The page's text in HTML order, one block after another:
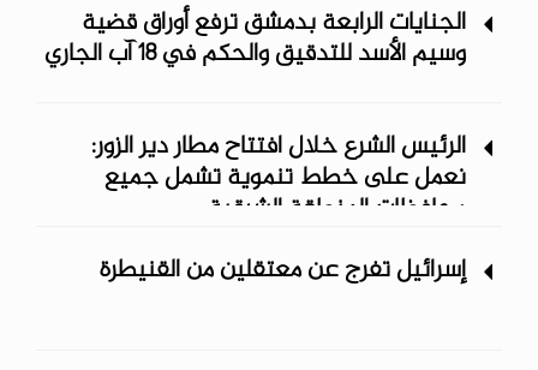
الجنايات الرابعة بدمشق ترفع أوراق قضية
وسيم الأسد للتدقيق والحكم في 18 آب الجاري
الرئيس الشرع خلال افتتاح مطار دير الزور:
نعمل على خطط تنموية تشمل جميع
محافظات المنطقة الشرقية
إسرائيل تفرج عن معتقلين من القنيطرة